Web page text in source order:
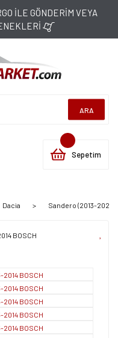
İLE GÖNDERİM VEYA
ARA
Sepetim
Dacia Sandero (2013-2020)